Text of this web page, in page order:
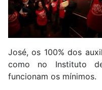
José, os 100% dos
como no Instituto
funcionam os mínimos.